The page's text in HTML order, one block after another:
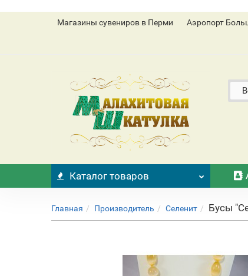
Магазины сувениров в Перми Аэропорт
Каталог товаров
Главная Производитель Селенит Бусы